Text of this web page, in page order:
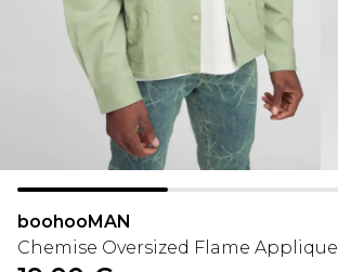
boohooMAN
Chemise Oversized Flame Applique